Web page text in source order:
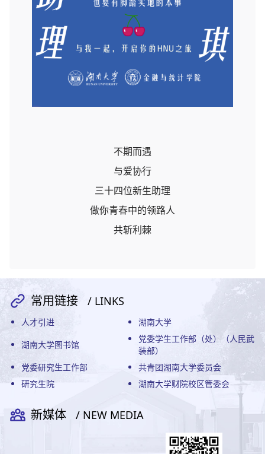
不期而遇
与爱协行
三十四位新生助理
做你青春中的领路人
共斩利棘
常用链接 / LINKS
人才引进
湖南大学
湖南大学图书馆
党委学生工作部（处）（人民武
装部）
党委研究生工作部
共青团湖南大学委员会
研究生院
湖南大学财院校区管委会
新媒体 / NEW MEDIA